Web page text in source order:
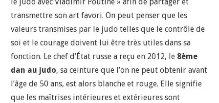
transmettre son art favori. On peut penser que les
valeurs transmises par le judo telles que le contrôle de
soi et le courage doivent lui être très utiles dans sa
fonction. Le chef d’État russe a reçu en 2012, le 8ème
dan au judo, sa ceinture que l’on ne peut obtenir avant
l’âge de 50 ans, est alors blanche et rouge. Elle signifie
que les maîtrises intérieures et extérieures sont